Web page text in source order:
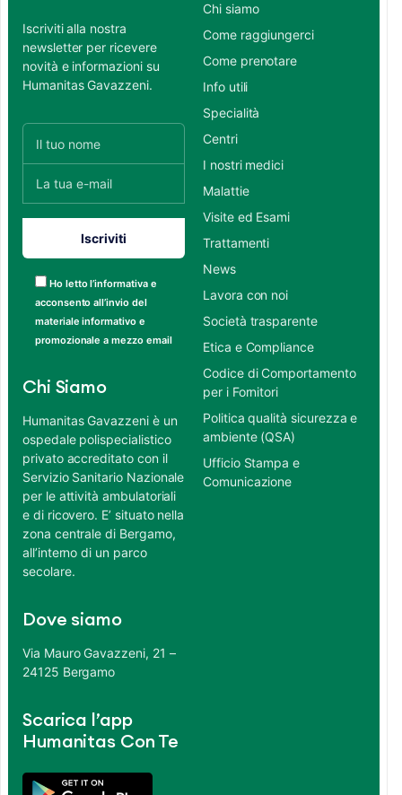
Iscriviti alla nostra
newsletter per ricevere
novità e informazioni su
Humanitas Gavazzeni.
Ho letto l’informativa e
acconsento all’invio del
materiale informativo e
promozionale a mezzo email
Chi Siamo
Humanitas Gavazzeni è un
ospedale polispecialistico
privato accreditato con il
Servizio Sanitario Nazionale
per le attività ambulatoriali
e di ricovero. E’ situato nella
zona centrale di Bergamo,
all’interno di un parco
secolare.
Dove siamo
Via Mauro Gavazzeni, 21 –
24125 Bergamo
Scarica l’app
Humanitas Con Te
Chi siamo
Come raggiungerci
Come prenotare
Info utili
Specialità
Centri
I nostri medici
Malattie
Visite ed Esami
Trattamenti
News
Lavora con noi
Società trasparente
Etica e Compliance
Codice di Comportamento
per i Fornitori
Politica qualità sicurezza e
ambiente (QSA)
Ufficio Stampa e
Comunicazione